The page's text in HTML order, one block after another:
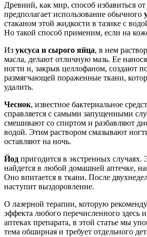
Древний, как мир, способ избавиться
предполагает использование обычного
стаканом этой жидкости в тазике с
Но такой способ применим, если на
Из уксуса и сырого яйца, в нем
масла, делают отличную мазь. Ее
ногти и, закрыв целлофаном, создают
размягчающей пораженные ткани,
удалить.
Чеснок, известное бактериальное
справляется с самыми запущенными
смешивают со спиртом и разбавляют
водой. Этим раствором смазывают
оставляют на ночь.
Йод пригодится в экстренных случаях.
найдется в любой домашней аптечке,
Оно впитается в ткани. После
наступит выздоровление.
О лазерной терапии, которую
эффекта любого перечисленного здесь
аптеках препарата, в этой статье мы
тема обширная и требует отдельного